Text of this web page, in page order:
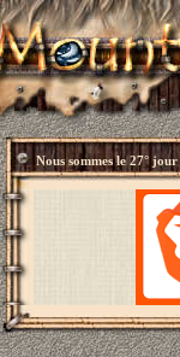
Nous sommes le27° jour